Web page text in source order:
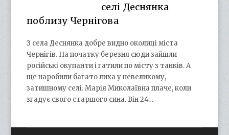
селі Деснянка
поблизу Чернігова
З села Деснянка добре видно околиці міста
Чернігів. На початку березня сюди зайшли
російські окупанти і гатили по місту з танків. А
ще наробили багато лиха у невеликому,
затишному селі. Марія Миколаївна плаче, коли
згадує свого старшого сина. Він 24…